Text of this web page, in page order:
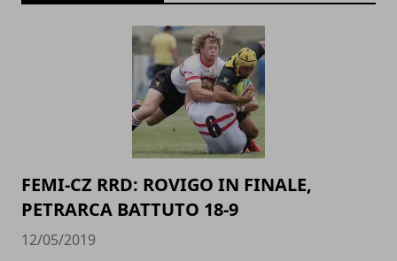
FEMI-CZ RRD: ROVIGO IN FINALE,
PETRARCA BATTUTO 18-9
12/05/2019